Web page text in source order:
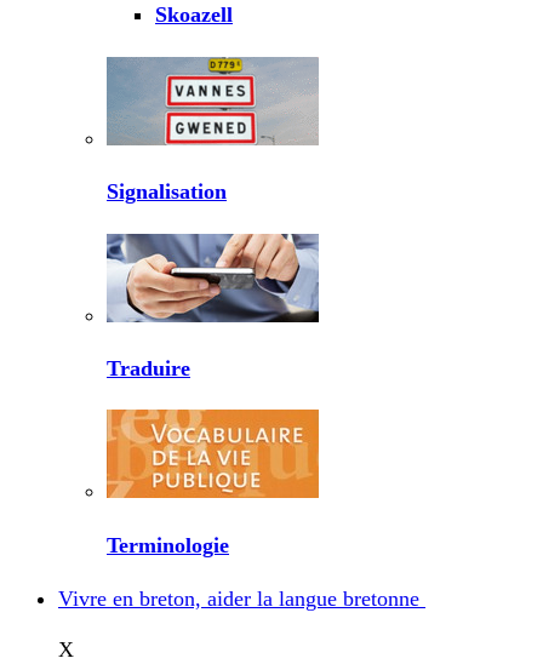
Skoazell
Signalisation
Traduire
Terminologie
Vivre en breton, aider la langue bretonne
X